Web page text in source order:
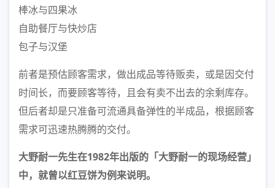
棒冰与四果冰
自助餐厅与快炒店
包子与汉堡
前者是预估顾客需求，做出成品等待贩卖，或是因交付
时间长，而要顾客等待，且会有卖不出去的余剩库存。
但后者却是只准备可流通具备弹性的半成品，根据顾客
需求可迅速热腾腾的交付。
大野耐一先生在1982年出版的「大野耐一的现场经营」
中，就曾以红豆饼为例来说明。